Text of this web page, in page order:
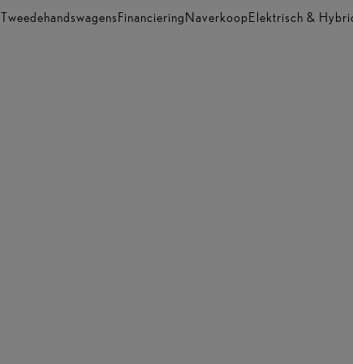
TweedehandswagensFinancieringNaverkoopElektrisch &